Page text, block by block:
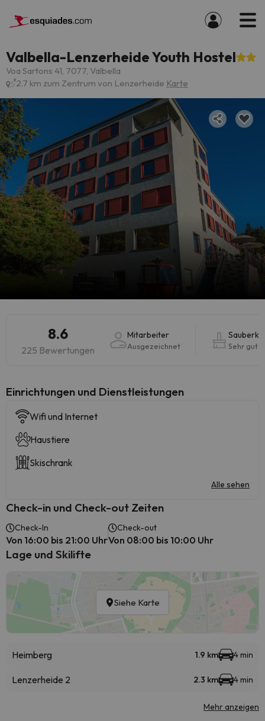
Valbella-Lenzerheide Youth Hostel
Voa Sartons 41, 7077, Valbella
2.7 km zum Zentrum von Lenzerheide Karte
8.6
225 Bewertungen
Mitarbeiter
Ausgezeichnet Sehr gut
​Einrichtungen und Dienstleistungen
Wifi und Internet
Haustiere
Skischrank
Alle sehen
Check-in und Check-out Zeiten
Check-In
Von 16:00 bis 21:00 Uhr
Check-out
Von 08:00 bis 10:00 Uhr
Lage und Skilifte
Siehe Karte
Heimberg 1.9 km 4 min
Lenzerheide 2 2.3 km 4 min
Mehr anzeigen